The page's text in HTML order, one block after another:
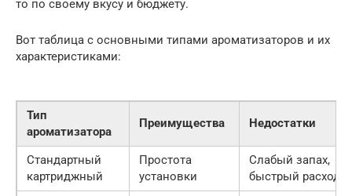
то по своему вкусу и бюджету.
Вот таблица с основными типами ароматизаторов и их
характеристиками:
Тип
ароматизатора
Преимущества Недостатки
Стандартный
картриджный
Простота
установки
Слабый запах,
быстрый расход